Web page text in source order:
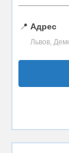
📍 Адрес
Львов,